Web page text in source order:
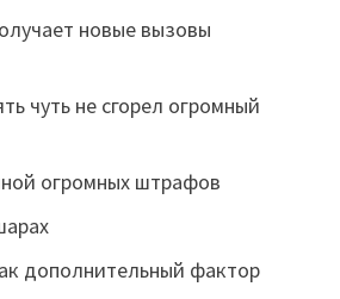
новые вызовы
чуть не сгорел огромный
огромных штрафов
дополнительный фактор